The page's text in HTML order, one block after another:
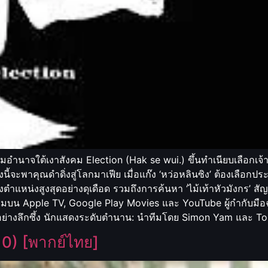
ำนาจใต้เงาสังคม Election (Hak se wui.) ขึ้นทำเนียบเลือกเ
จะพาคุณดำดิ่งสู่โลกมาเฟีย เมื่อแก๊ง ‘หว่อหลินซิง’ ต้องเลือก
ำแหน่งสูงสุดอย่างดุเดือด รวมถึงการค้นหา ‘ไม้เท้าหัวมังกร’
น Apple TV, Google Play Movies และ YouTube ผู้กำกับมื
งลึกซึ้ง นักแสดงระดับตำนาน: นำทีมโดย Simon Yam และ
[พากย์ไทย]